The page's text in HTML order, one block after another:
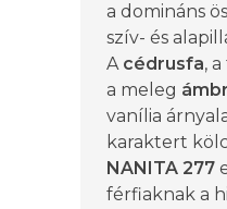
a domináns
szív- és
A cédrusfa,
a meleg
vanília
karaktert
NANITA 277
férfiaknak a